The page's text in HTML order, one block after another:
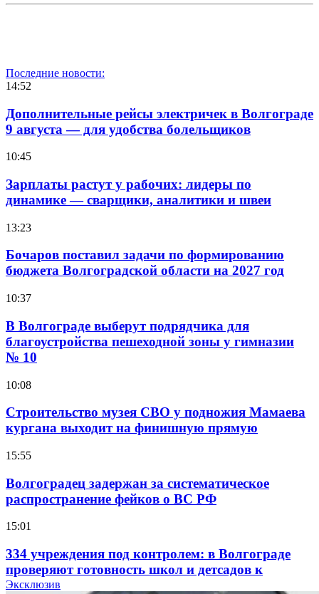
Последние новости:
14:52
Дополнительные рейсы электричек в Волгограде
9 августа — для удобства болельщиков
10:45
Зарплаты растут у рабочих: лидеры по
динамике — сварщики, аналитики и швеи
13:23
Бочаров поставил задачи по формированию
бюджета Волгоградской области на 2027 год
10:37
В Волгограде выберут подрядчика для
благоустройства пешеходной зоны у гимназии
№ 10
10:08
Строительство музея СВО у подножия Мамаева
кургана выходит на финишную прямую
15:55
Волгоградец задержан за систематическое
распространение фейков о ВС РФ
15:01
334 учреждения под контролем: в Волгограде
проверяют готовность школ и детсадов к
учебному году
Эксклюзив